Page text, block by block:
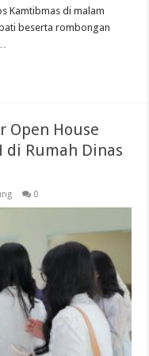
Kamtibmas di malam
beserta rombongan
Open House
di Rumah Dinas
0